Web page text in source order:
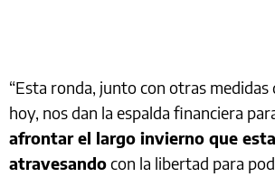
“Esta ronda, junto con otras medidas
hoy, nos dan la espalda financiera
afrontar el largo invierno que
atravesandocon la libertad para